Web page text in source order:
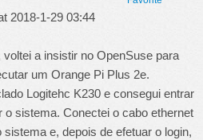
2018-1-29 03:44
a insistir no OpenSuse para
um Orange Pi Plus 2e.
Logitehc K230 e consegui entrar
o sistema. Conectei o cabo ethernet
sistema e, depois de efetuar o login,